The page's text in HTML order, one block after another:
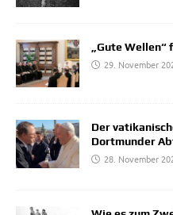
„Gute Wellen“
29. November
Der
Dortmunder
28. November